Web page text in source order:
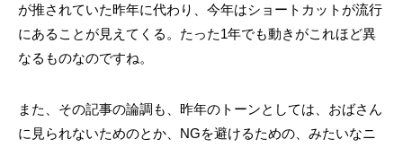
が推されていた昨年に代わり、今年はショートカットが流行
にあることが見えてくる。たった1年でも動きがこれほど異
なるものなのですね。
また、その記事の論調も、昨年のトーンとしては、おばさん
に見られないためのとか、NGを避けるための、みたいなニ